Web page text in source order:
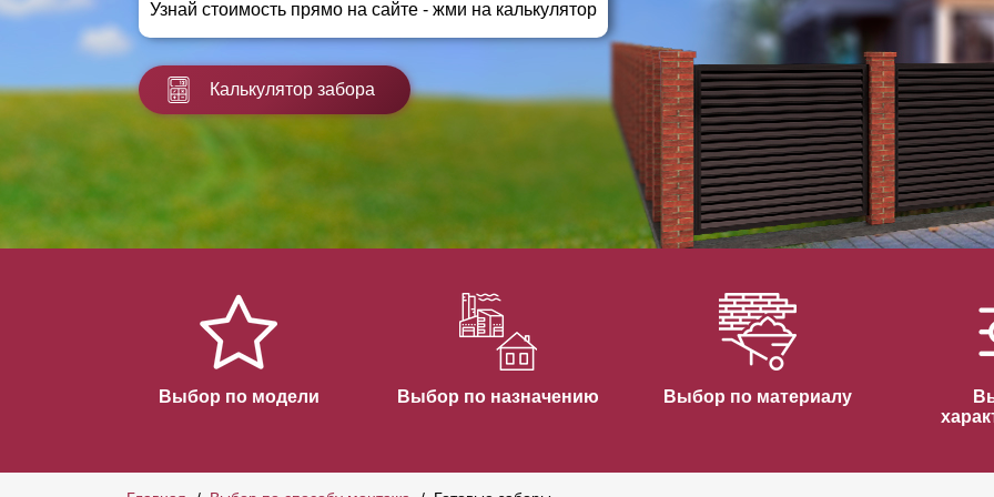
Заборы для дачи
Заборы и ограждения для школ
Забор на участок 10 соток
Горизонтальные заборы
Высокие заборы
Красивые, дизайнерские заборы
ВЫБОР ПО СПОСОБУ МОНТАЖА
Заборы под ключ
Готовые заборы
Быстровозводимые заборы
Узнай стоимость прямо на сайте - жми на калькулятор
Калькулятор забора
Выбор по модели Выбор по назначению Выбор по материалу